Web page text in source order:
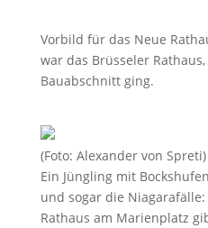
Vorbild für das Neue
war das Brüsseler
Bauabschnitt ging.
(Foto: Alexander von Spreti)
Ein Jüngling mit
und sogar die
Rathaus am Marienplatz